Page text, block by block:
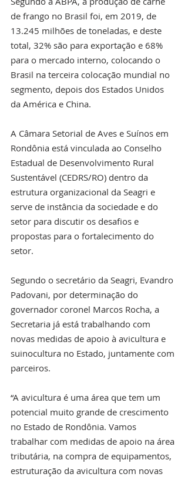
de frango no Brasil foi, em 2019, de
13.245 milhões de toneladas, e deste
total, 32% são para exportação e 68%
para o mercado interno, colocando o
Brasil na terceira colocação mundial no
segmento, depois dos Estados Unidos
da América e China.
A Câmara Setorial de Aves e Suínos em
Rondônia está vinculada ao Conselho
Estadual de Desenvolvimento Rural
Sustentável (CEDRS/RO) dentro da
estrutura organizacional da Seagri e
serve de instância da sociedade e do
setor para discutir os desafios e
propostas para o fortalecimento do
setor.
Segundo o secretário da Seagri, Evandro
Padovani, por determinação do
governador coronel Marcos Rocha, a
Secretaria já está trabalhando com
novas medidas de apoio à avicultura e
suinocultura no Estado, juntamente com
parceiros.
“A avicultura é uma área que tem um
potencial muito grande de crescimento
no Estado de Rondônia. Vamos
trabalhar com medidas de apoio na área
tributária, na compra de equipamentos,
estruturação da avicultura com novas